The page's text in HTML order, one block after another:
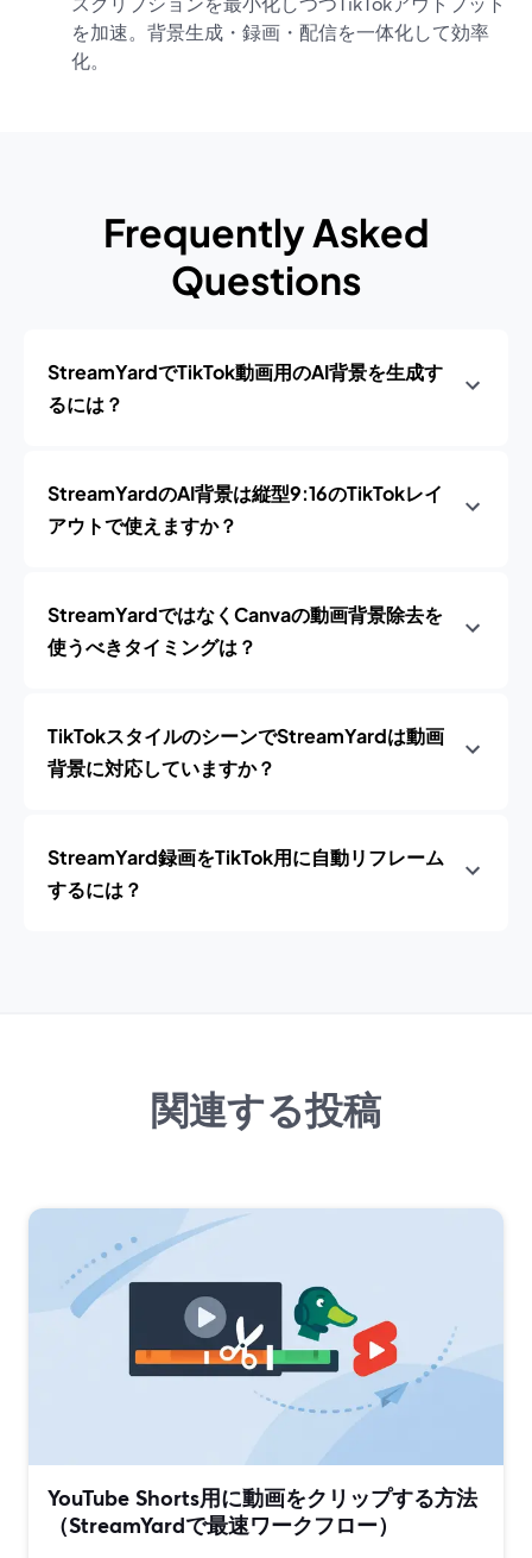
を加速。背景生成・録画・配信を一体化して効率
化。
Frequently Asked
Questions
StreamYardでTikTok動画用のAI背景を生成す
るには？
StreamYardのAI背景は縦型9:16のTikTokレイ
アウトで使えますか？
StreamYardではなくCanvaの動画背景除去を
使うべきタイミングは？
TikTokスタイルのシーンでStreamYardは動画
背景に対応していますか？
StreamYard録画をTikTok用に自動リフレーム
するには？
関連する投稿
YouTube Shorts用に動画をクリップする方法
（StreamYardで最速ワークフロー）